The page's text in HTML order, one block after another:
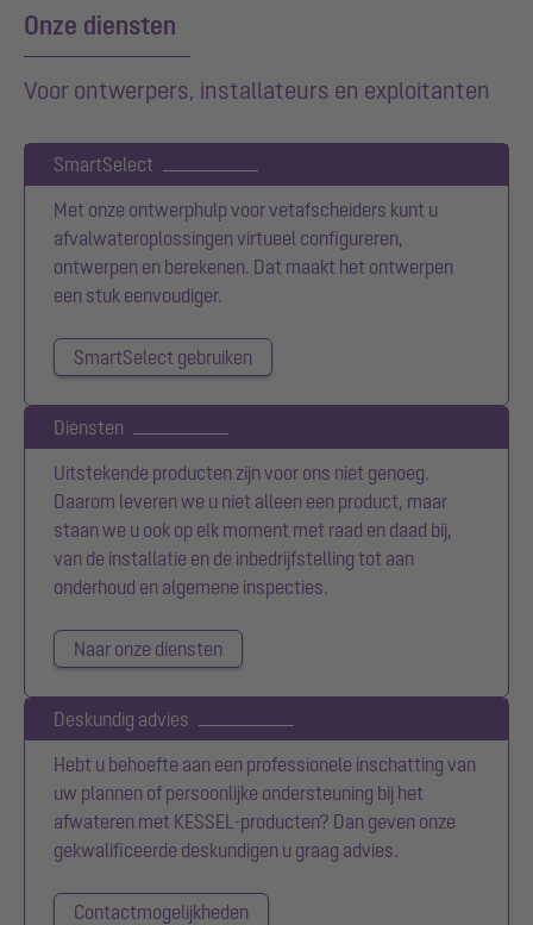
Onze diensten
Voor ontwerpers, installateurs en exploitanten
SmartSelect
Met onze ontwerphulp voor vetafscheiders kunt u
afvalwateroplossingen virtueel configureren,
ontwerpen en berekenen. Dat maakt het ontwerpen
een stuk eenvoudiger.
SmartSelect gebruiken
Diensten
Uitstekende producten zijn voor ons niet genoeg.
Daarom leveren we u niet alleen een product, maar
staan we u ook op elk moment met raad en daad bij,
van de installatie en de inbedrijfstelling tot aan
onderhoud en algemene inspecties.
Naar onze diensten
Deskundig advies
Hebt u behoefte aan een professionele inschatting van
uw plannen of persoonlijke ondersteuning bij het
afwateren met KESSEL-producten? Dan geven onze
gekwalificeerde deskundigen u graag advies.
Contactmogelijkheden